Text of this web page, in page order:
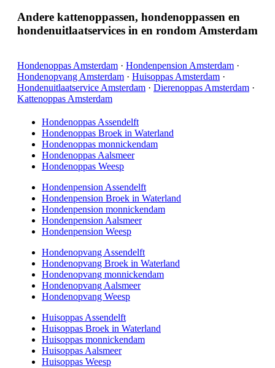
Andere kattenoppassen, hondenoppassen en
hondenuitlaatservices in en rondom Amsterdam
Hondenoppas Amsterdam · Hondenpension Amsterdam ·
Hondenopvang Amsterdam · Huisoppas Amsterdam ·
Hondenuitlaatservice Amsterdam · Dierenoppas Amsterdam ·
Kattenoppas Amsterdam
Hondenoppas Assendelft
Hondenoppas Broek in Waterland
Hondenoppas monnickendam
Hondenoppas Aalsmeer
Hondenoppas Weesp
Hondenpension Assendelft
Hondenpension Broek in Waterland
Hondenpension monnickendam
Hondenpension Aalsmeer
Hondenpension Weesp
Hondenopvang Assendelft
Hondenopvang Broek in Waterland
Hondenopvang monnickendam
Hondenopvang Aalsmeer
Hondenopvang Weesp
Huisoppas Assendelft
Huisoppas Broek in Waterland
Huisoppas monnickendam
Huisoppas Aalsmeer
Huisoppas Weesp